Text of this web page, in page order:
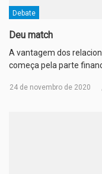
Debate
Deu match
A vantagem dos
começa pela parte
24 de novembro de 2020